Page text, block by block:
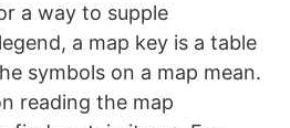
a way to supple
a map key is a table
symbols on a map mean.
reading the map